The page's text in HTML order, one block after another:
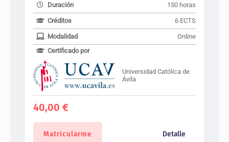
Duración 150 horas
Créditos 6 ECTS
Modalidad
Online
Certificado por
Universidad Católica de
Ávila
40,00 €
Matricularme Detalle